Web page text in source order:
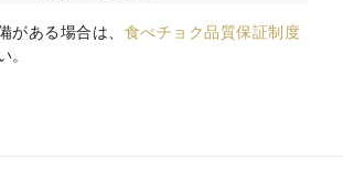
がある場合は、 食べチョク品質保証制度
。